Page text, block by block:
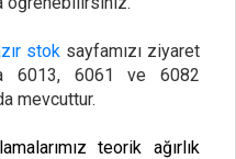
stoksayfamızı ziyaret
6013, 6061 ve 6082
mevcuttur.
teorik ağırlık